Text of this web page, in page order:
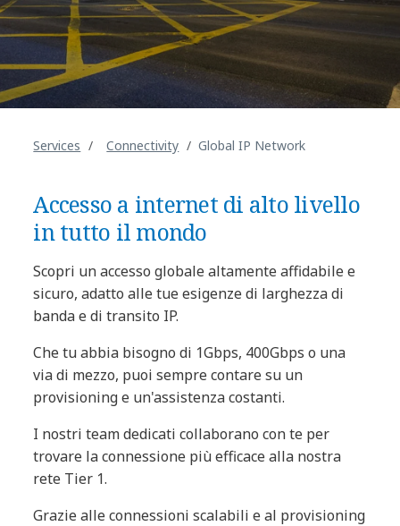
Services Connectivity Global IP Network
Accesso a internet di alto livello
in tutto il mondo
Scopri un accesso globale altamente affidabile e
sicuro, adatto alle tue esigenze di larghezza di
banda e di transito IP.
Che tu abbia bisogno di 1Gbps, 400Gbps o una
via di mezzo, puoi sempre contare su un
provisioning e un'assistenza costanti.
I nostri team dedicati collaborano con te per
trovare la connessione più efficace alla nostra
rete Tier 1.
Grazie alle connessioni scalabili e al provisioning